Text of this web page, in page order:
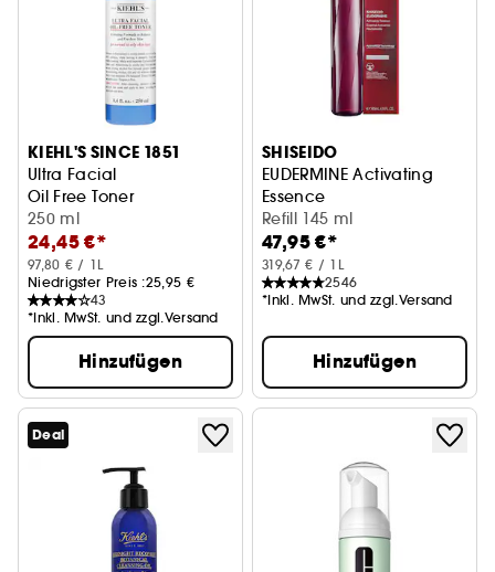
KIEHL'S SINCE 1851
Ultra Facial
Oil Free Toner
250 ml
24,45 €*
97,80 € / 1L
Niedrigster Preis :25,95 €
43
*Inkl. MwSt. und zzgl.Versand
Hinzufügen
SHISEIDO
EUDERMINE Activating
Essence
Refill
Refill 145 ml
47,95 €*
319,67 € / 1L
2546
*Inkl. MwSt. und zzgl.Versand
Hinzufügen
Deal